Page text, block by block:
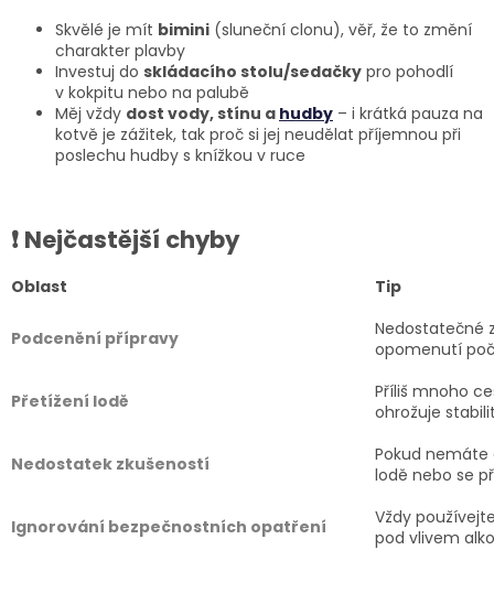
Skvělé je mít bimini (sluneční clonu), věř, že to změní
charakter plavby
Investuj do skládacího stolu/sedačky pro pohodlí
v kokpitu nebo na palubě
Měj vždy dost vody, stínu a hudby – i krátká pauza na
kotvě je zážitek, tak proč si jej neudělat příjemnou při
poslechu hudby s knížkou v ruce
❗ Nejčastější chyby
Oblast Tip
Podcenění přípravy
Nedostatečné
opomenutí
Přetížení lodě
Příliš mnoho
ohrožuje
Nedostatek zkušeností
Pokud nemáte
lodě nebo se
Ignorování bezpečnostních opatření
Vždy
pod vlivem